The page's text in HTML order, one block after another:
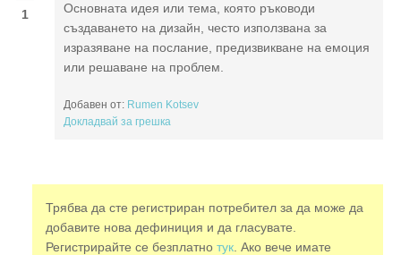
1
Основната идея или тема, която ръководи
създаването на дизайн, често използвана за
изразяване на послание, предизвикване на емоция
или решаване на проблем.
Добавен от: Rumen Kotsev
Докладвай за грешка
Трябва да сте регистриран потребител за да може да
добавите нова дефиниция и да гласувате.
Регистрирайте се безплатнотук . Ако вече имате